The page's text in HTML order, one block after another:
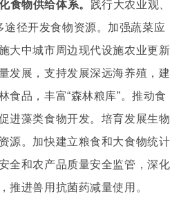
食物供给体系。 践行大农业观、
途径开发食物资源。加强蔬菜应
大中城市周边现代设施农业更新
发展，支持发展深远海养殖，建
食品，丰富“森林粮库”。推动食
进藻类食物开发。培育发展生物
源。加快建立粮食和大食物统计
全和农产品质量安全监管，深化
推进兽用抗菌药减量使用。